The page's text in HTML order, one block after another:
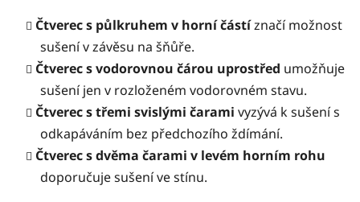
Čtverec s půlkruhem v horní částíznačí možnost
sušení v závěsu na šňůře.
Čtverec s vodorovnou čárou uprostřed umožňuje
sušení jen v rozloženém vodorovném stavu.
Čtverec s třemi svislými čarami vyzývá k sušení s
odkapáváním bez předchozího ždímání.
Čtverec s dvěma čarami v levém horním rohu
doporučuje sušení ve stínu.